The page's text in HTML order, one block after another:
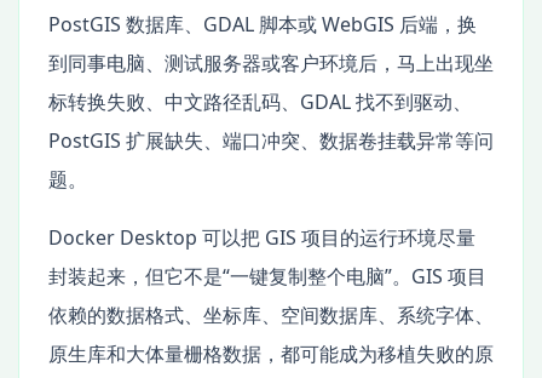
PostGIS 数据库、GDAL 脚本或 WebGIS 后端，换
到同事电脑、测试服务器或客户环境后，马上出现坐
标转换失败、中文路径乱码、GDAL 找不到驱动、
PostGIS 扩展缺失、端口冲突、数据卷挂载异常等问
题。
Docker Desktop 可以把 GIS 项目的运行环境尽量
封装起来，但它不是“一键复制整个电脑”。GIS 项目
依赖的数据格式、坐标库、空间数据库、系统字体、
原生库和大体量栅格数据，都可能成为移植失败的原